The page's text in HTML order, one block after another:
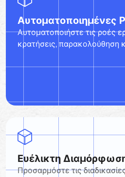
Αυτοματοποιημένες
Αυτοματοποιήστε τις ροές
κρατήσεις, παρακολούθηση
Ευέλικτη
Προσαρμόστε τις